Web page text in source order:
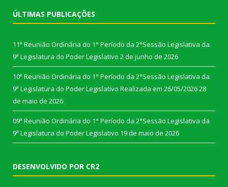
ÚLTIMAS PUBLICAÇÕES
11ª Reunião Ordinária do 1° Período da 2°Sessão Legislativa da
9ª Legislatura do Poder Legislativo 2 de junho de 2026
10ª Reunião Ordinária do 1° Período da 2°Sessão Legislativa da
9ª Legislatura do Poder Legislativo Realizada em 26/05/202628
de maio de 2026
09ª Reunião Ordinária do 1° Período da 2°Sessão Legislativa da
9ª Legislatura do Poder Legislativo 19 de maio de 2026
DESENVOLVIDO POR CR2